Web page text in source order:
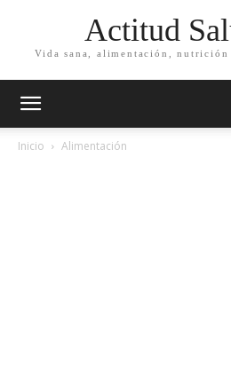
Actitud
Vida sana, alimentación,
Inicio Alimentación